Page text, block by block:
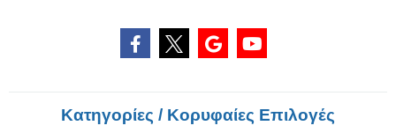
Κατηγορίες / Κορυφαίες Επιλογές